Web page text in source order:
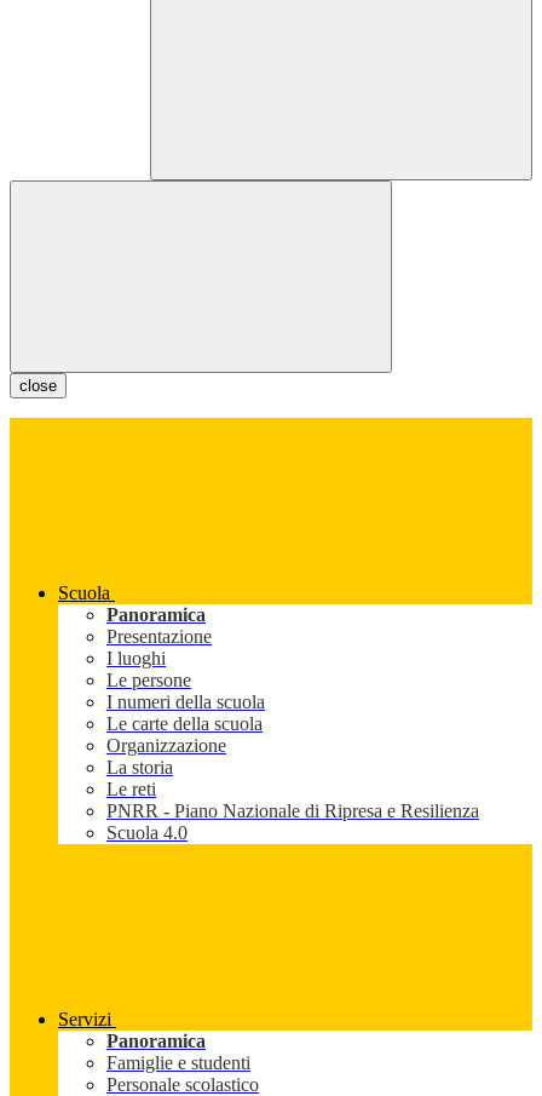
close
Scuola
Panoramica
Presentazione
I luoghi
Le persone
I numeri della scuola
Le carte della scuola
Organizzazione
La storia
Le reti
PNRR - Piano Nazionale di Ripresa e Resilienza
Scuola 4.0
Servizi
Panoramica
Famiglie e studenti
Personale scolastico